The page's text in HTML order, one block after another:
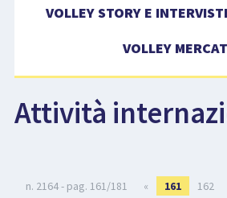
VOLLEY
COMPETIZIONI
EVENTI
VOLLEY STORY E
VOLLEY
Attività
n. 2164 - pag. 161/181 « 161 162